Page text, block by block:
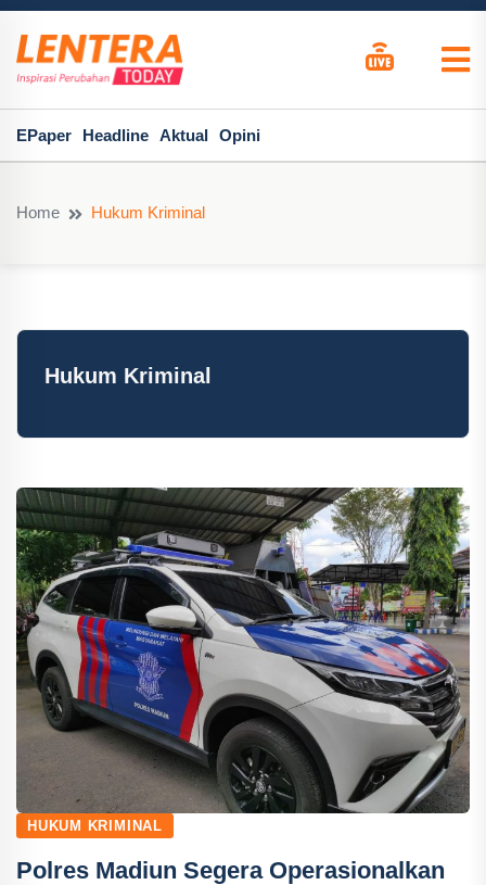
EPaper Headline Aktual Opini
Home Hukum Kriminal
Hukum Kriminal
HUKUM KRIMINAL
Polres Madiun Segera Operasionalkan